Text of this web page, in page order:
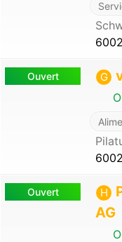
6002
Ouvert G
6002
Ouvert H
AG